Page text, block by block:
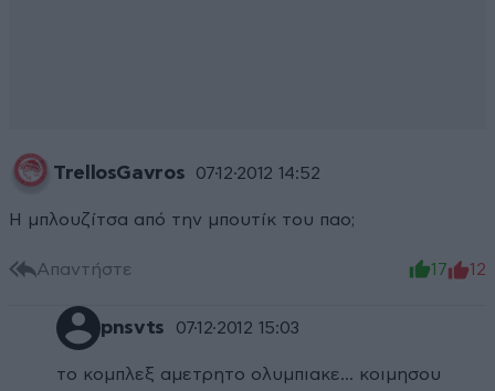
TrellosGavros 07·12·2012 14:52
Η μπλουζίτσα από την μπουτίκ του παο;
Απαντήστε 17 12
pnsvts 07·12·2012 15:03
το κομπλεξ αμετρητο ολυμπιακε... κοιμησου